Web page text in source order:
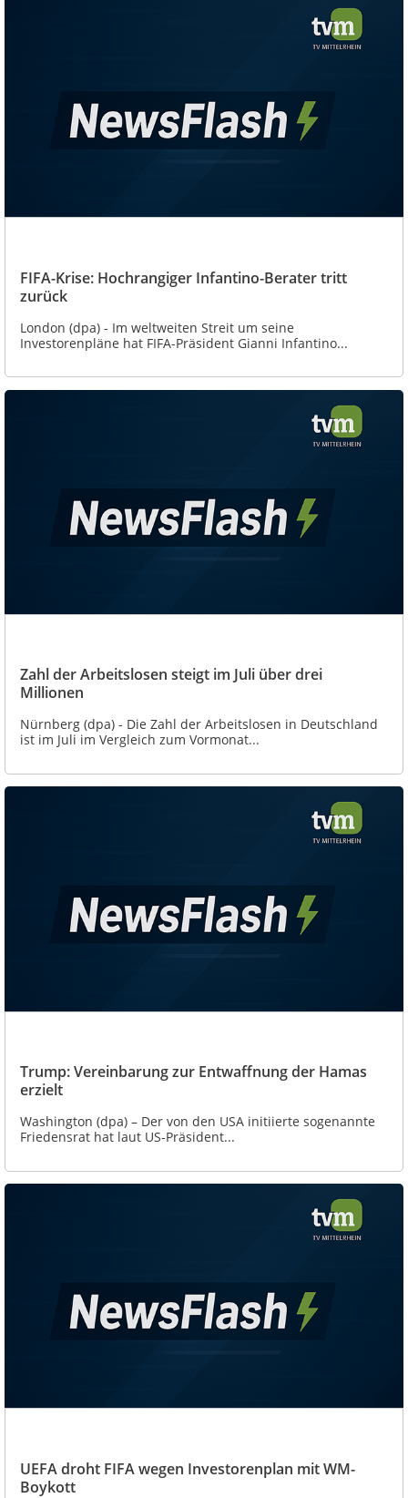
FIFA-Krise: Hochrangiger Infantino-Berater tritt
zurück
London (dpa) - Im weltweiten Streit um seine
Investorenpläne hat FIFA-Präsident Gianni Infantino...
Zahl der Arbeitslosen steigt im Juli über drei
Millionen
Nürnberg (dpa) - Die Zahl der Arbeitslosen in Deutschland
ist im Juli im Vergleich zum Vormonat...
Trump: Vereinbarung zur Entwaffnung der Hamas
erzielt
Washington (dpa) – Der von den USA initiierte sogenannte
Friedensrat hat laut US-Präsident...
UEFA droht FIFA wegen Investorenplan mit WM-
Boykott